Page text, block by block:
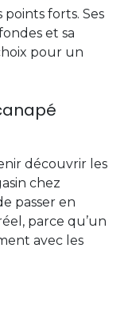
points forts. Ses
et sa
pour un
découvrir les
chez
passer en
parce qu’un
avec les